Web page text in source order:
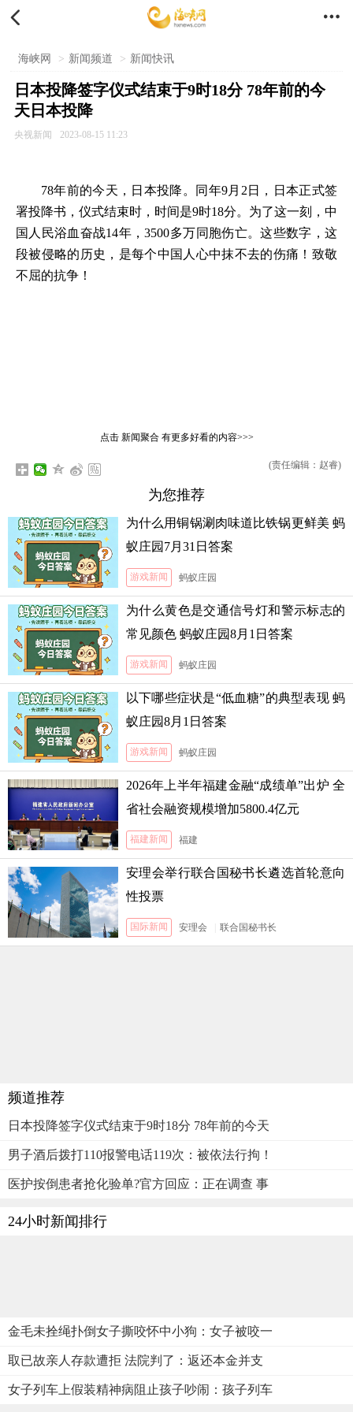
 
海峡网 > 新闻频道 > 新闻快讯
日本投降签字仪式结束于9时18分 78年前的今
天日本投降
央视新闻 2023-08-15 11:23
78年前的今天，日本投降。同年9月2日，日本正式签
署投降书，仪式结束时，时间是9时18分。为了这一刻，中
国人民浴血奋战14年，3500多万同胞伤亡。这些数字，这
段被侵略的历史，是每个中国人心中抹不去的伤痛！致敬
不屈的抗争！
点击 新闻聚合有更多好看的内容>>>
(责任编辑：赵睿)
为您推荐
为什么用铜锅涮肉味道比铁锅更鲜美 蚂
蚁庄园7月31日答案
游戏新闻 蚂蚁庄园
为什么黄色是交通信号灯和警示标志的
常见颜色 蚂蚁庄园8月1日答案
游戏新闻 蚂蚁庄园
以下哪些症状是“低血糖”的典型表现 蚂
蚁庄园8月1日答案
游戏新闻 蚂蚁庄园
2026年上半年福建金融“成绩单”出炉 全
省社会融资规模增加5800.4亿元
福建新闻 福建
安理会举行联合国秘书长遴选首轮意向
性投票
国际新闻 安理会 联合国秘书长
频道推荐
日本投降签字仪式结束于9时18分 78年前的今天
男子酒后拨打110报警电话119次：被依法行拘！
医护按倒患者抢化验单?官方回应：正在调查 事
24小时新闻排行
金毛未拴绳扑倒女子撕咬怀中小狗：女子被咬一
取已故亲人存款遭拒 法院判了：返还本金并支
女子列车上假装精神病阻止孩子吵闹：孩子列车